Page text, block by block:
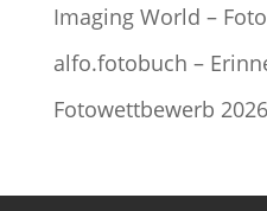
Imaging World –
alfo.fotobuch –
Fotowettbewerb